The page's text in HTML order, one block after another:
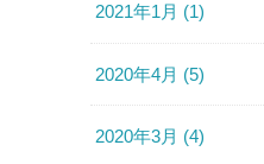
2021年1月 (1)
2020年4月 (5)
2020年3月 (4)